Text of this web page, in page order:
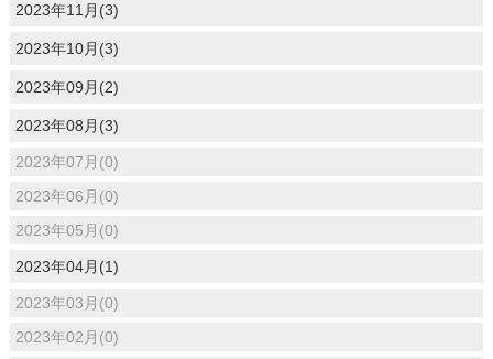
2023年11月(3)
2023年10月(3)
2023年09月(2)
2023年08月(3)
2023年07月(0)
2023年06月(0)
2023年05月(0)
2023年04月(1)
2023年03月(0)
2023年02月(0)